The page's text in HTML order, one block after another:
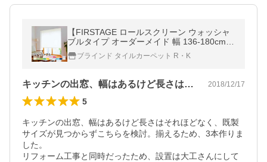
【FIRSTAGE ロールスクリーン ウォッシャ
ブルタイプ オーダーメイド 幅 136-180cm ×
高さ 91-180cm】TKW 立川 送料無料 インテ
リア 寝具 カーテン
ブラインド タイルカーペット R・K
キッチンの出窓、幅はあるけど長さはそれ… 2018/12/17
5
キッチンの出窓、幅はあるけど長さはそれほどなく、既製
サイズが見つからずこちらを検討。揃えるため、3本作りま
した。
リフォーム工事と同時だったため、設置は大工さんにして